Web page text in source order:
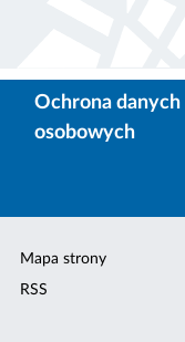
Ochrona danych
osobowych
Mapa strony
RSS